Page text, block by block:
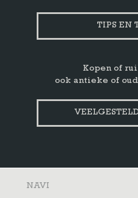
TIPS EN
Kopen of
ook antieke of
NAVI